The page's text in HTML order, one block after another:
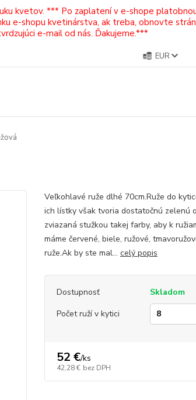
kvetov. *** Po zaplatení v e-shope
e-shopu kvetinárstva, ak treba, obnovte
e-mail od nás. Ďakujeme.***
EUR
Veľkohlavé ruže dlhé 70cm.Ruže do
ich lístky však tvoria dostatočnú zelenú
zviazaná stužkou takej farby, aby k
máme červené, biele, ružové,
ruže.Ak by ste mal... celý popis
Dostupnosť
Skladom
Počet ruží v kytici
52 €/ks
42,28 € bez DPH